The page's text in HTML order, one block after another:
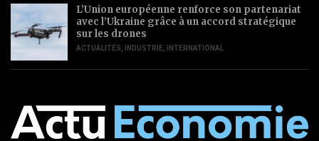
L’Union européenne renforce son partenariat
avec l’Ukraine grâce à un accord stratégique
sur les drones
ACTUALITÉS INDUSTRIE INTERNATIONAL